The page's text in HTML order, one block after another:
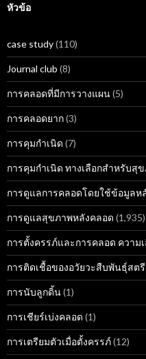
หัวข้อ
case study(110)
Journal club (8)
การคลอดที่มีการวางแผน(5)
การคลอดยาก(3)
การคุมกำเนิด (7)
การคุมกำเนิด ทางเลือกสำหรับสุ
การดูแลการคลอดโดยใช้ข้อมูลห
การดูแลสุขภาพหลังคลอด (1,935)
การตั้งครรภ์และการคลอด ความ
การติดเชื้อของอวัยวะสืบพันธุ์สต
การนับลูกดิ้น(1)
การเชียร์เบ่งคลอด (1)
การเตรียมตัวเมื่อตั้งครรภ์(12)